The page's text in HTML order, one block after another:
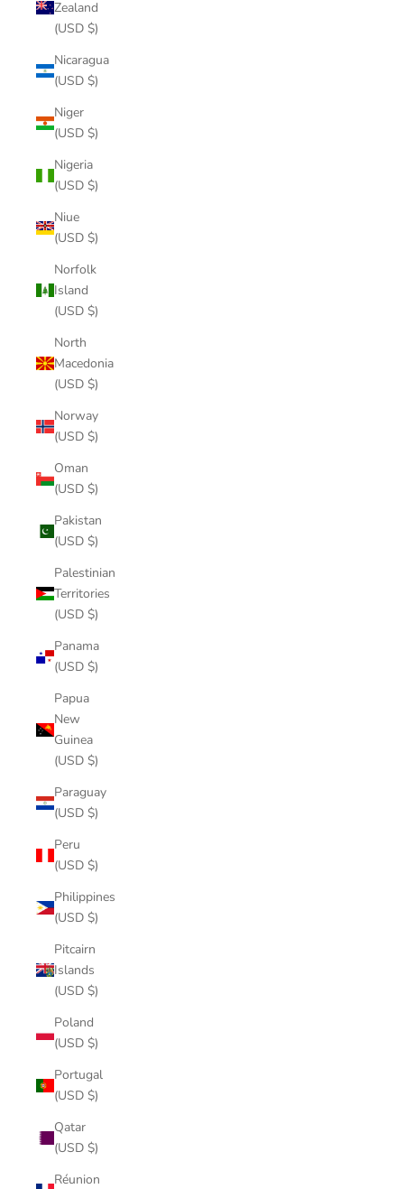
Zealand
(USD $)
Nicaragua
(USD $)
Niger
(USD $)
Nigeria
(USD $)
Niue
(USD $)
Norfolk
Island
(USD $)
North
Macedonia
(USD $)
Norway
(USD $)
Oman
(USD $)
Pakistan
(USD $)
Palestinian
Territories
(USD $)
Panama
(USD $)
Papua
New
Guinea
(USD $)
Paraguay
(USD $)
Peru
(USD $)
Philippines
(USD $)
Pitcairn
Islands
(USD $)
Poland
(USD $)
Portugal
(USD $)
Qatar
(USD $)
Réunion